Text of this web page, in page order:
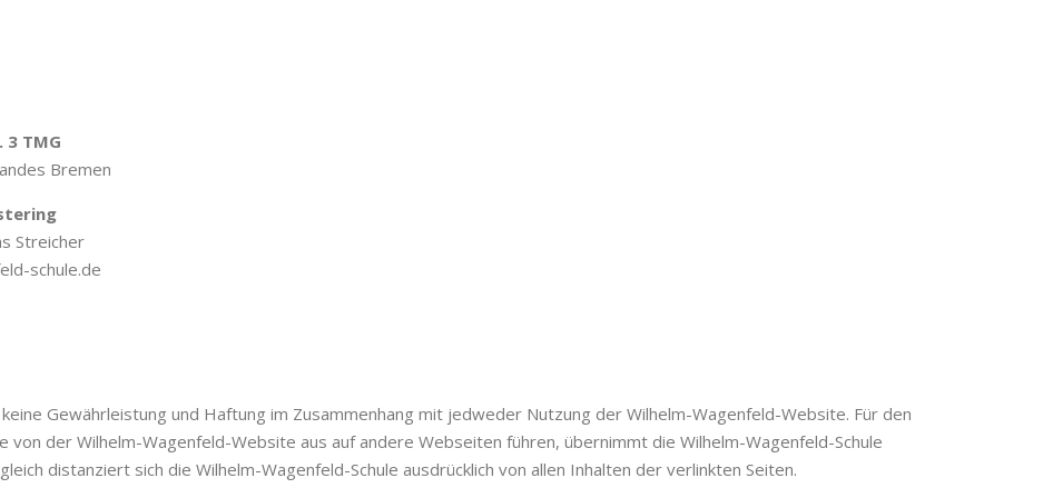
TMG
Bremen
Streicher
schule.de
Gewährleistung und Haftung im Zusammenhang mit jedweder Nutzung der Wilhelm-Wagenfeld-Website. Für den
von der Wilhelm-Wagenfeld-Website aus auf andere Webseiten führen, übernimmt die Wilhelm-Wagenfeld-Schule
distanziert sich die Wilhelm-Wagenfeld-Schule ausdrücklich von allen Inhalten der verlinkten Seiten.